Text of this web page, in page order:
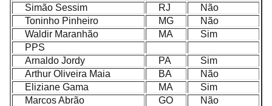
Simão Sessim
RJ
Não
Toninho Pinheiro
MG
Não
Waldir Maranhão
MA
Sim
PPS
Arnaldo Jordy
PA
Sim
Arthur Oliveira Maia
BA
Não
Eliziane Gama
MA
Sim
Marcos Abrão
GO
Não